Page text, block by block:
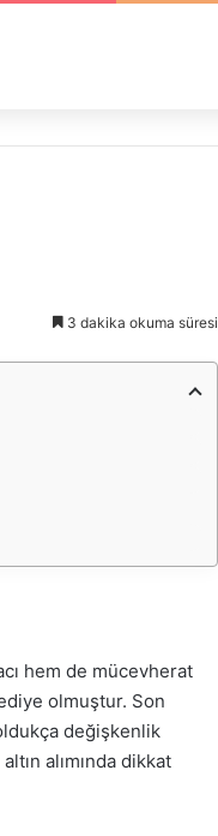
3 dakika okuma süresi
hem de mücevherat
olmuştur. Son
değişkenlik
alımında dikkat